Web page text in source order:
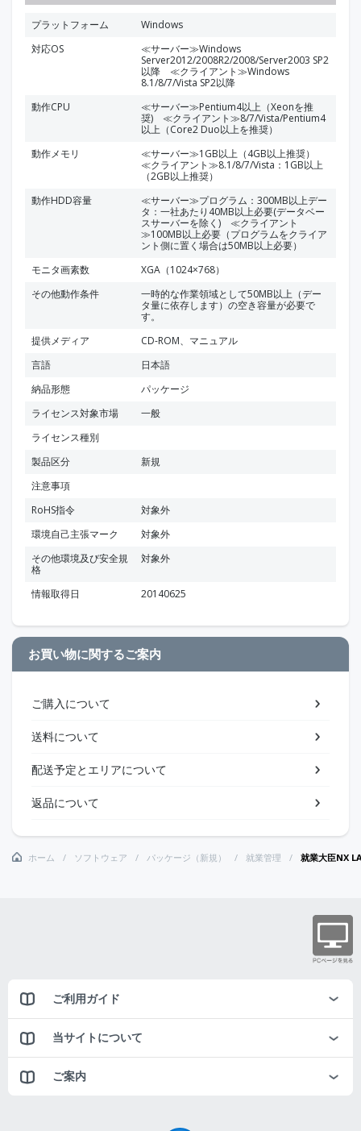
プラットフォーム
Windows
対応OS
≪サーバー≫Windows
Server2012/2008R2/2008/Server2003 SP2
以降 ≪クライアント≫Windows
8.1/8/7/Vista SP2以降
動作CPU
≪サーバー≫Pentium4以上（Xeonを推
奨) ≪クライアント≫8/7/Vista/Pentium4
以上（Core2 Duo以上を推奨）
動作メモリ
≪サーバー≫1GB以上（4GB以上推奨）
≪クライアント≫8.1/8/7/Vista：1GB以上
（2GB以上推奨）
動作HDD容量
≪サーバー≫プログラム：300MB以上デー
タ：一社あたり40MB以上必要(データベー
スサーバーを除く) ≪クライアント
≫100MB以上必要（プログラムをクライア
ント側に置く場合は50MB以上必要）
モニタ画素数
XGA（1024×768）
その他動作条件
一時的な作業領域として50MB以上（デー
タ量に依存します）の空き容量が必要で
す。
提供メディア
CD-ROM、マニュアル
言語
日本語
納品形態
パッケージ
ライセンス対象市場
一般
ライセンス種別
製品区分
新規
注意事項
RoHS指令
対象外
環境自己主張マーク
対象外
その他環境及び安全規
格
対象外
情報取得日 20140625
お買い物に関するご案内
ご購入について
送料について
配送予定とエリアについて
返品について
ホーム ソフトウェア パッケージ（新規） 就業管理 就業大臣NX
ご利用ガイド
当サイトについて
ご案内